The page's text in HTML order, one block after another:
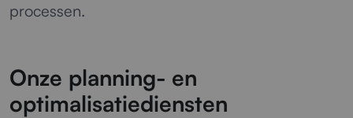
processen.
Onze planning- en
optimalisatiediensten